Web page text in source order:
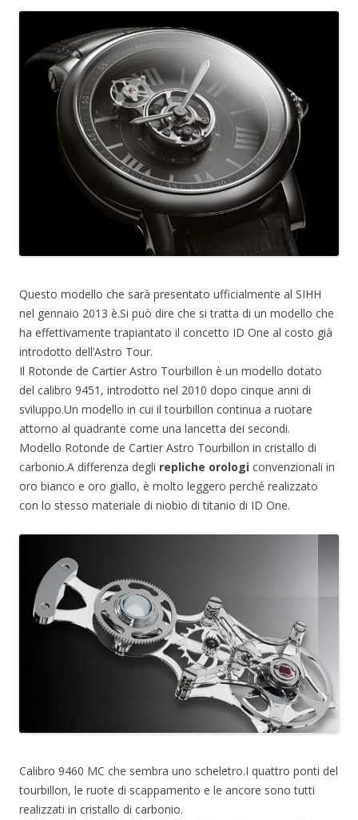
Questo modello che sarà presentato ufficialmente al SIHH
nel gennaio 2013 è.Si può dire che si tratta di un modello che
ha effettivamente trapiantato il concetto ID One al costo già
introdotto dell’Astro Tour.
Il Rotonde de Cartier Astro Tourbillon è un modello dotato
del calibro 9451, introdotto nel 2010 dopo cinque anni di
sviluppo.Un modello in cui il tourbillon continua a ruotare
attorno al quadrante come una lancetta dei secondi.
Modello Rotonde de Cartier Astro Tourbillon in cristallo di
carbonio.A differenza degli repliche orologi convenzionali in
oro bianco e oro giallo, è molto leggero perché realizzato
con lo stesso materiale di niobio di titanio di ID One.
Calibro 9460 MC che sembra uno scheletro.I quattro ponti del
tourbillon, le ruote di scappamento e le ancore sono tutti
realizzati in cristallo di carbonio.